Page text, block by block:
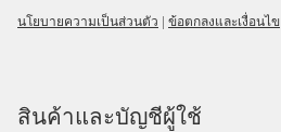
นโยบายความเป็นส่วนตัว | ข้อตกลงและเงื่อนไข
สินค้าและบัญชีผู้ใช้